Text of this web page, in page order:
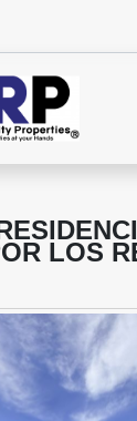
LOS